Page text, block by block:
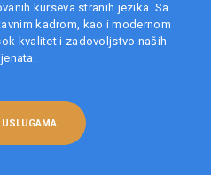
kurseva stranih jezika. Sa
kadrom, kao i modernom
kvalitet i zadovoljstvo naših
USLUGAMA